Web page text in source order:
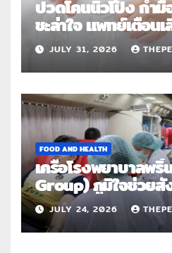
ปวดโคนนิ้วโป้ง กำมื
ชะล่าใจ แพทย์เตือน
แวง” โรคปลอกหุ้มเ
ใช้งานซ้ำ
JULY 31, 2026
FOOD AND HEALTH
เครือโรงพยาบาลพริ้
Group) ภูมิใจช่วย
ใหญ่ระดับประเทศ
สานต่อการให้ไม่สิ้นสุ
JULY 24, 2026